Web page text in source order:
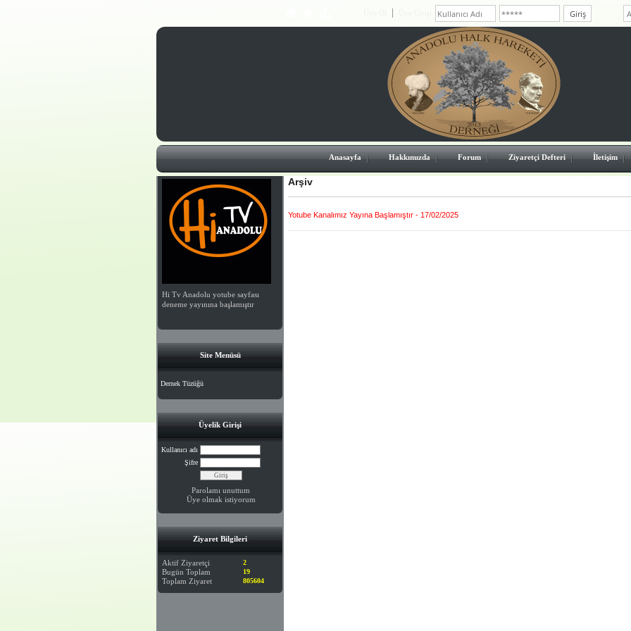
Anasayfa Hakkımızda Forum Ziyaretçi Defteri İletişim
Hi Tv Anadolu yotube sayfası
deneme yayınına başlamıştır
Site Menüsü
Dernek Tüzüğü
Üyelik Girişi
Kullanıcı adı
Şifre
Parolamı unuttum
Üye olmak istiyorum
Ziyaret Bilgileri
Aktif Ziyaretçi 2
Bugün Toplam 19
Toplam Ziyaret 805604
Arşiv
Yotube Kanalımız Yayına Başlamıştır - 17/02/2025